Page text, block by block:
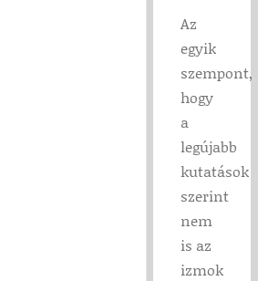
Az
egyik
szempont,
hogy
a
legújabb
kutatások
szerint
nem
is az
izmok